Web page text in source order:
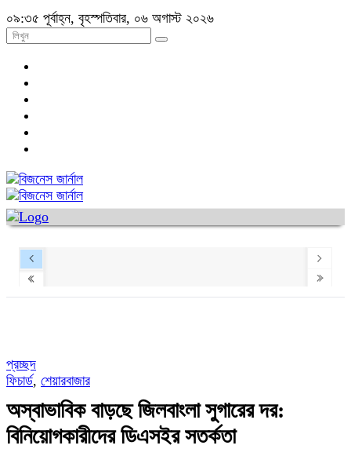
০৯:৩৫ পূর্বাহ্ন, বৃহস্পতিবার, ০৬ অগাস্ট ২০২৬
প্রচ্ছদ
ফিচার্ড, শেয়ারবাজার
অস্বাভাবিক বাড়ছে জিলবাংলা সুগারের দর:
বিনিয়োগকারীদের ডিএসইর সতর্কতা